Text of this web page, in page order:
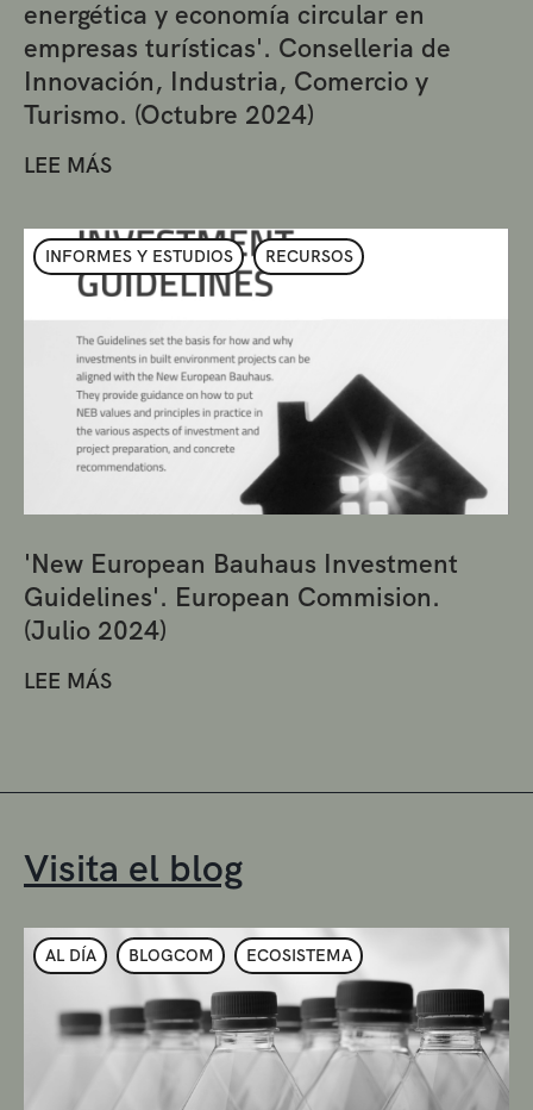
energética y economía circular en
empresas turísticas'. Conselleria de
Innovación, Industria, Comercio y
Turismo. (Octubre 2024)
LEE MÁS
INFORMES Y ESTUDIOS RECURSOS
'New European Bauhaus Investment
Guidelines'. European Commision.
(Julio 2024)
LEE MÁS
Visita el blog
AL DÍA BLOGCOM ECOSISTEMA